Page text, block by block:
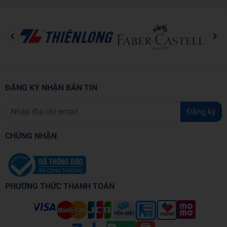
ĐĂNG KÝ NHẬN BẢN TIN
Đăng ký
CHỨNG NHẬN
PHƯƠNG THỨC THANH TOÁN